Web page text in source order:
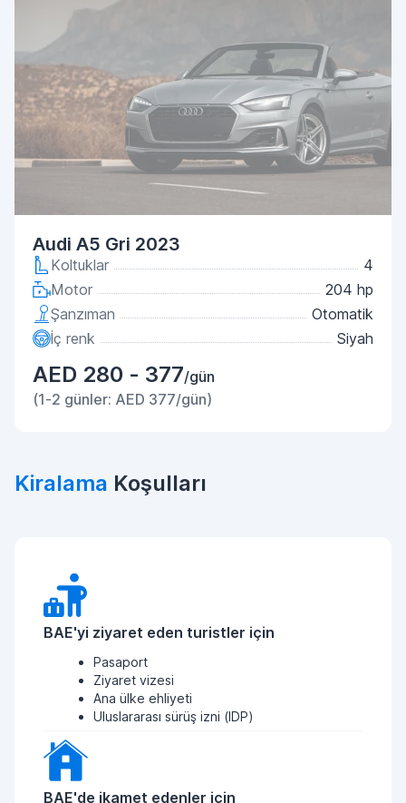
Audi A5 Gri 2023
Koltuklar
4
Motor
204 hp
Şanzıman
Otomatik
İç renk
Siyah
AED 280 - 377/gün
(1-2 günler: AED 377/gün)
Kiralama Koşulları
BAE'yi ziyaret eden turistler için
Pasaport
Ziyaret vizesi
Ana ülke ehliyeti
Uluslararası sürüş izni (IDP)
BAE'de ikamet edenler için